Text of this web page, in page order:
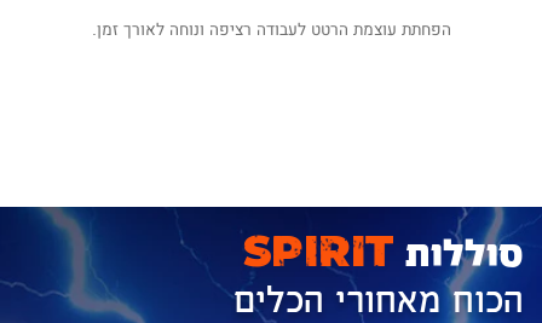
הפחתת עוצמת הרטט לעבודה רציפה ונוחה לאורך זמן.
סוללות SPIRIT
הכוח מאחורי הכלים